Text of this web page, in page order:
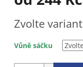
cena:
Zvolte
Vůně sáčku